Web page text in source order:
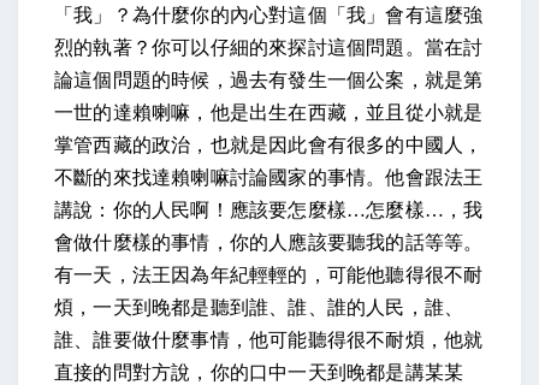
「我」？為什麼你的內心對這個「我」會有這麼強
烈的執著？你可以仔細的來探討這個問題。當在討
論這個問題的時候，過去有發生一個公案，就是第
一世的達賴喇嘛，他是出生在西藏，並且從小就是
掌管西藏的政治，也就是因此會有很多的中國人，
不斷的來找達賴喇嘛討論國家的事情。他會跟法王
講說：你的人民啊！應該要怎麼樣…怎麼樣…，我
會做什麼樣的事情，你的人應該要聽我的話等等。
有一天，法王因為年紀輕輕的，可能他聽得很不耐
煩，一天到晚都是聽到誰、誰、誰的人民，誰、
誰、誰要做什麼事情，他可能聽得很不耐煩，他就
直接的問對方說，你的口中一天到晚都是講某某